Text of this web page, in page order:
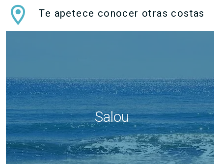
Te apetece conocer otras costas
Salou